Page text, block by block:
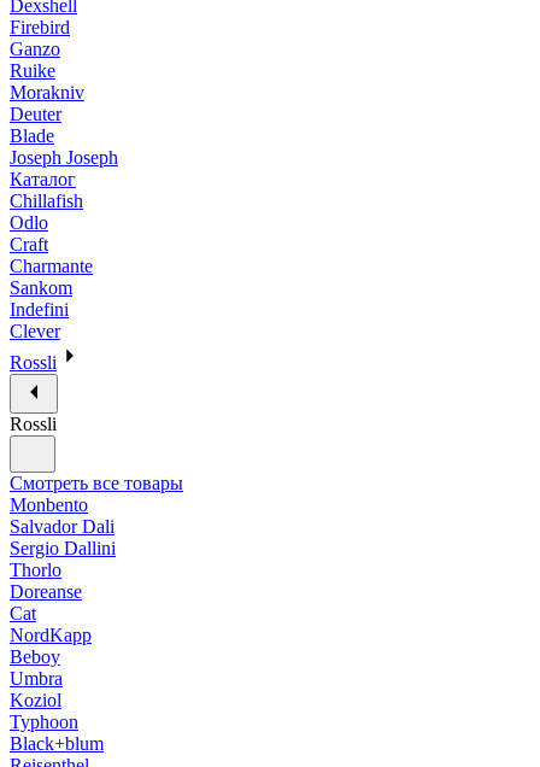
Dexshell
Firebird
Ganzo
Ruike
Morakniv
Deuter
Blade
Joseph Joseph
Каталог
Chillafish
Odlo
Craft
Charmante
Sankom
Indefini
Clever
Rossli
Rossli
Смотреть все товары
Monbento
Salvador Dali
Sergio Dallini
Thorlo
Doreanse
Cat
NordKapp
Beboy
Umbra
Koziol
Typhoon
Black+blum